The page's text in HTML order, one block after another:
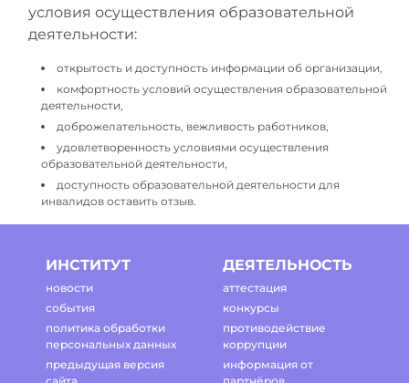
условия осуществления образовательной
деятельности:
открытость и доступность информации об организации,
комфортность условий осуществления образовательной
деятельности,
доброжелательность, вежливость работников,
удовлетворенность условиями осуществления
образовательной деятельности,
доступность образовательной деятельности для
инвалидов оставить отзыв.
ИНСТИТУТ
новости
события
политика обработки
персональных данных
предыдущая версия
ДЕЯТЕЛЬНОСТЬ
аттестация
конкурсы
противодействие
коррупции
информация от